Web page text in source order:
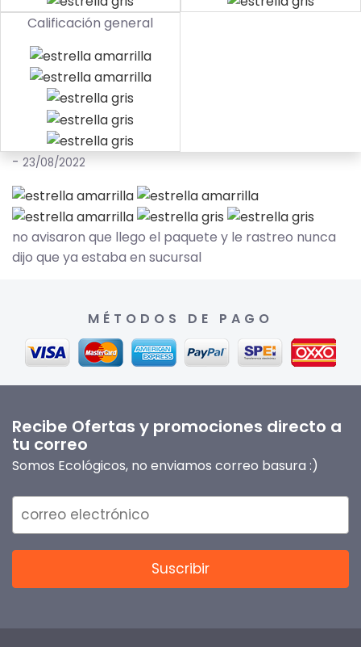
Calificación general
- 23/08/2022
no avisaron que llego el paquete y le rastreo nunca
dijo que ya estaba en sucursal
MÉTODOS DE PAGO
Recibe Ofertas y promociones directo a
tu correo
Somos Ecológicos, no enviamos correo basura :)